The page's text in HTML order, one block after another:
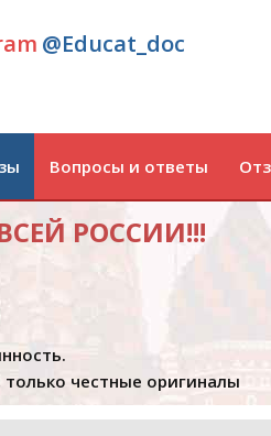
@Educat_doc
Вопросы и ответы
РОССИИ!!!
честные оригиналы